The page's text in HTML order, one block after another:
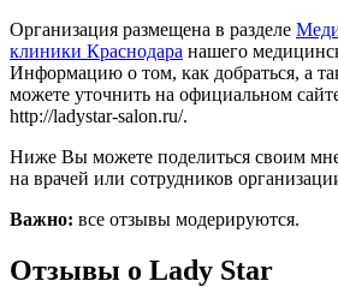
Организация размещена в разделе
клиники Краснодара нашего
Информацию о том, как добраться, а
можете уточнить на официальном
http://ladystar-salon.ru/.
Ниже Вы можете поделиться своим
на врачей или сотрудников
Важно: все отзывы модерируются.
Отзывы о Lady Star